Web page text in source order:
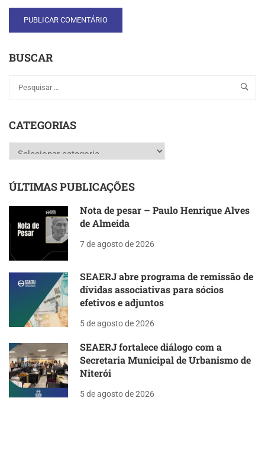
BUSCAR
CATEGORIAS
Categorias
ÚLTIMAS PUBLICAÇÕES
Nota de pesar – Paulo Henrique Alves
de Almeida
7 de agosto de 2026
SEAERJ abre programa de remissão de
dívidas associativas para sócios
efetivos e adjuntos
5 de agosto de 2026
SEAERJ fortalece diálogo com a
Secretaria Municipal de Urbanismo de
Niterói
5 de agosto de 2026